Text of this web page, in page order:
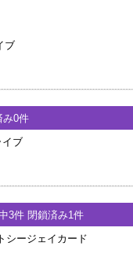
ブ
み0件
イブ
3件 閉鎖済み1件
シージェイカード